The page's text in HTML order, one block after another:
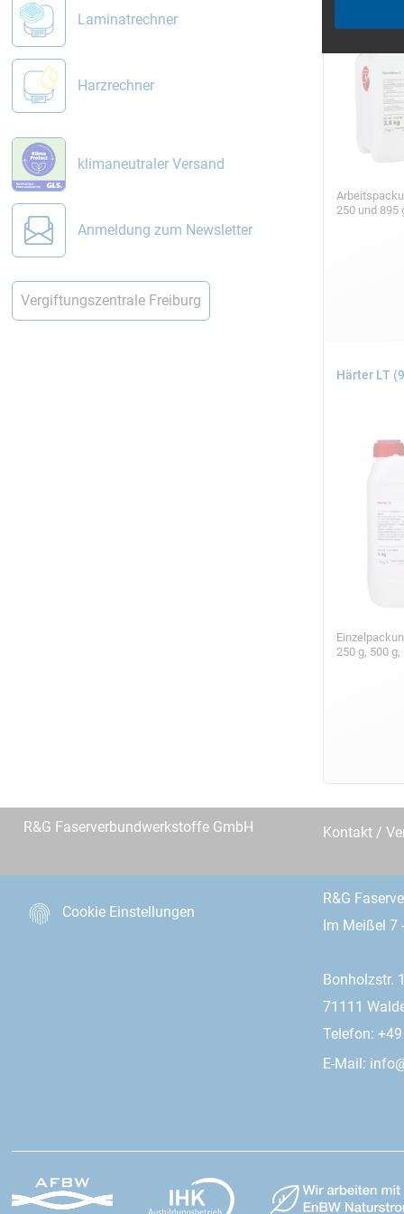
Laminatrechner
Harzrechner
klimaneutraler Versand
Anmeldung zum Newsletter
Vergiftungszentrale Freiburg
250 und 895
Härter LT
250 g, 500
R&G Faserverbundwerkstoffe GmbH Kontakt /
Cookie Einstellungen
R&G
Im Meißel 7
Bonholzstr.
71111
Telefon:
E-Mail: